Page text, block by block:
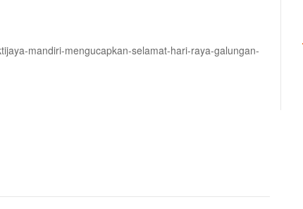
mandiri-mengucapkan-selamat-hari-raya-galungan-